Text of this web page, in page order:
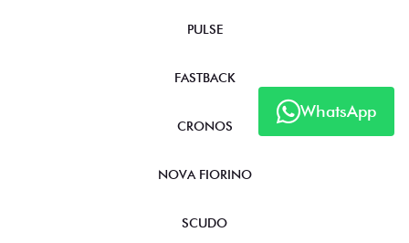
WhatsApp
PULSE
FASTBACK
CRONOS
NOVA FIORINO
SCUDO